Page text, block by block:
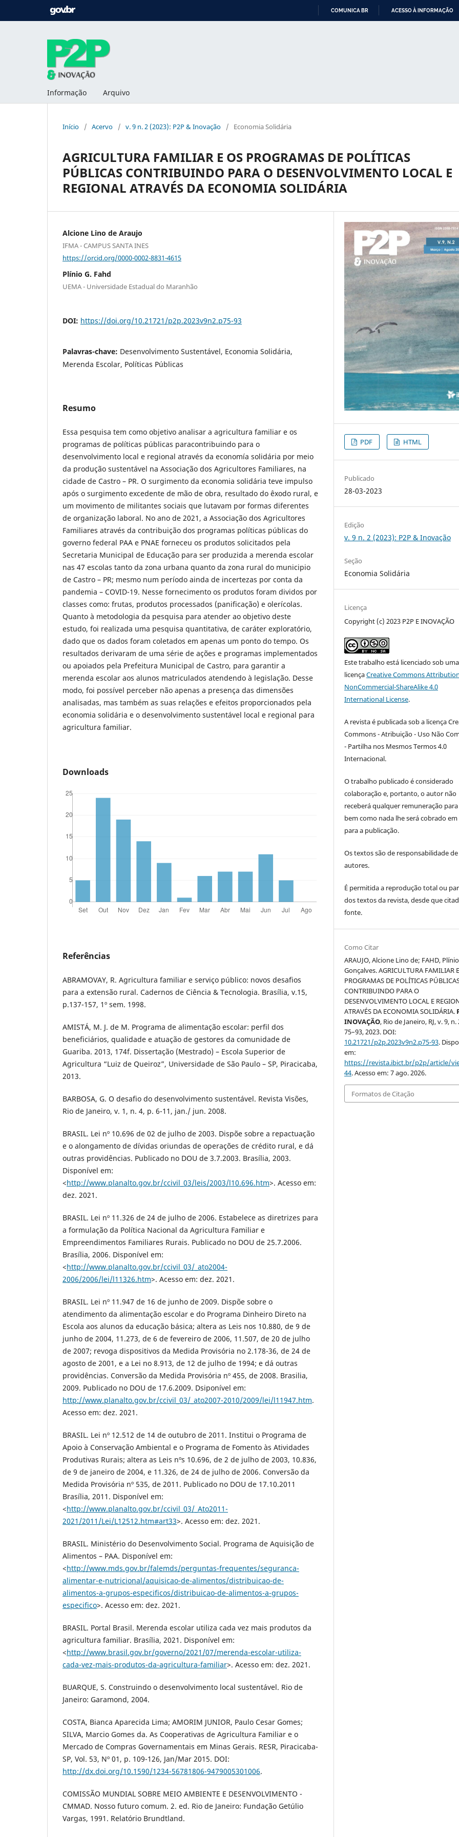
COMUNICA BR ACESSO À INFORMAÇÃO
Informação Arquivo
Início / Acervo / v. 9 n. 2 (2023): P2P & Inovação / Economia Solidária
AGRICULTURA FAMILIAR E OS PROGRAMAS DE POLÍTICAS
PÚBLICAS CONTRIBUINDO PARA O DESENVOLVIMENTO LOCAL E
REGIONAL ATRAVÉS DA ECONOMIA SOLIDÁRIA
Alcione Lino de Araujo
IFMA - CAMPUS SANTA INES
https://orcid.org/0000-0002-8831-4615
Plínio G. Fahd
UEMA - Universidade Estadual do Maranhão
DOI: https://doi.org/10.21721/p2p.2023v9n2.p75-93
Palavras-chave: Desenvolvimento Sustentável, Economia Solidária,
Merenda Escolar, Políticas Públicas
Resumo
Essa pesquisa tem como objetivo analisar a agricultura familiar e os
programas de políticas públicas paracontribuindo para o
desenvolvimento local e regional através da economía solidária por meio
da produção sustentável na Associação dos Agricultores Familiares, na
cidade de Castro – PR. O surgimento da economia solidária teve impulso
após o surgimento excedente de mão de obra, resultado do êxodo rural, e
um movimento de militantes sociais que lutavam por formas diferentes
de organização laboral. No ano de 2021, a Associação dos Agricultores
Familiares através da contribuição dos programas políticas públicas do
governo federal PAA e PNAE forneceu os produtos solicitados pela
Secretaria Municipal de Educação para ser produzida a merenda escolar
nas 47 escolas tanto da zona urbana quanto da zona rural do municipio
de Castro – PR; mesmo num período ainda de incertezas por conta da
pandemia – COVID-19. Nesse fornecimento os produtos foram dividos por
classes como: frutas, produtos processados (panificação) e olerícolas.
Quanto à metodologia da pesquisa para atender ao objetivo deste
estudo, foi realizada uma pesquisa quantitativa, de caráter exploratório,
dado que os dados foram coletados em apenas um ponto do tempo. Os
resultados derivaram de uma série de ações e programas implementados
ou apoiados pela Prefeitura Municipal de Castro, para garantir a
merenda escolar aos alunos matriculados atendendo à legislação. Desse
modo, foi possível perceber não apenas a presença das dimensões
analisadas, mas também as suas relações e efeitos proporcionados pela
economia solidária e o desenvolvimento sustentável local e regional para
agricultura familiar.
Downloads
Referências
ABRAMOVAY, R. Agricultura familiar e serviço público: novos desafios
para a extensão rural. Cadernos de Ciência & Tecnologia. Brasília, v.15,
p.137-157, 1º sem. 1998.
AMISTÁ, M. J. de M. Programa de alimentação escolar: perfil dos
beneficiários, qualidade e atuação de gestores da comunidade de
Guariba. 2013, 174f. Dissertação (Mestrado) – Escola Superior de
Agricultura “Luiz de Queiroz”, Universidade de São Paulo – SP, Piracicaba,
2013.
BARBOSA, G. O desafio do desenvolvimento sustentável. Revista Visões,
Rio de Janeiro, v. 1, n. 4, p. 6-11, jan./ jun. 2008.
BRASIL. Lei nº 10.696 de 02 de julho de 2003. Dispõe sobre a repactuação
e o alongamento de dívidas oriundas de operações de crédito rural, e dá
outras providências. Publicado no DOU de 3.7.2003. Brasília, 2003.
Disponível em:
<http://www.planalto.gov.br/ccivil_03/leis/2003/l10.696.htm>. Acesso em:
dez. 2021.
BRASIL. Lei nº 11.326 de 24 de julho de 2006. Estabelece as diretrizes para
a formulação da Política Nacional da Agricultura Familiar e
Empreendimentos Familiares Rurais. Publicado no DOU de 25.7.2006.
Brasília, 2006. Disponível em:
<http://www.planalto.gov.br/ccivil_03/_ato2004-
2006/2006/lei/l11326.htm>. Acesso em: dez. 2021.
BRASIL. Lei nº 11.947 de 16 de junho de 2009. Dispõe sobre o
atendimento da alimentação escolar e do Programa Dinheiro Direto na
Escola aos alunos da educação básica; altera as Leis nos 10.880, de 9 de
junho de 2004, 11.273, de 6 de fevereiro de 2006, 11.507, de 20 de julho
de 2007; revoga dispositivos da Medida Provisória no 2.178-36, de 24 de
agosto de 2001, e a Lei no 8.913, de 12 de julho de 1994; e dá outras
providências. Conversão da Medida Provisória nº 455, de 2008. Brasilia,
2009. Publicado no DOU de 17.6.2009. Dsiponível em:
http://www.planalto.gov.br/ccivil_03/_ato2007-2010/2009/lei/l11947.htm.
Acesso em: dez. 2021.
BRASIL. Lei nº 12.512 de 14 de outubro de 2011. Institui o Programa de
Apoio à Conservação Ambiental e o Programa de Fomento às Atividades
Produtivas Rurais; altera as Leis nºs 10.696, de 2 de julho de 2003, 10.836,
de 9 de janeiro de 2004, e 11.326, de 24 de julho de 2006. Conversão da
Medida Provisória nº 535, de 2011. Publicado no DOU de 17.10.2011
Brasília, 2011. Disponível em:
<http://www.planalto.gov.br/ccivil_03/_Ato2011-
2021/2011/Lei/L12512.htm#art33>. Acesso em: dez. 2021.
BRASIL. Ministério do Desenvolvimento Social. Programa de Aquisição de
Alimentos – PAA. Disponível em:
<http://www.mds.gov.br/falemds/perguntas-frequentes/seguranca-
alimentar-e-nutricional/aquisicao-de-alimentos/distribuicao-de-
alimentos-a-grupos-especificos/distribuicao-de-alimentos-a-grupos-
especifico>. Acesso em: dez. 2021.
BRASIL. Portal Brasil. Merenda escolar utiliza cada vez mais produtos da
agricultura familiar. Brasília, 2021. Disponível em:
<http://www.brasil.gov.br/governo/2021/07/merenda-escolar-utiliza-
cada-vez-mais-produtos-da-agricultura-familiar>. Acesso em: dez. 2021.
BUARQUE, S. Construindo o desenvolvimento local sustentável. Rio de
Janeiro: Garamond, 2004.
COSTA, Bianca Aparecida Lima; AMORIM JUNIOR, Paulo Cesar Gomes;
SILVA, Marcio Gomes da. As Cooperativas de Agricultura Familiar e o
Mercado de Compras Governamentais em Minas Gerais. RESR, Piracicaba-
SP, Vol. 53, Nº 01, p. 109-126, Jan/Mar 2015. DOI:
http://dx.doi.org/10.1590/1234-56781806-9479005301006.
COMISSÃO MUNDIAL SOBRE MEIO AMBIENTE E DESENVOLVIMENTO -
CMMAD. Nosso futuro comum. 2. ed. Rio de Janeiro: Fundação Getúlio
Vargas, 1991. Relatório Brundtland.
PDF HTML
Publicado
28-03-2023
Edição
v. 9 n. 2 (2023): P2P & Inovação
Seção
Economia Solidária
Licença
Copyright (c) 2023 P2P E INOVAÇÃO
Este trabalho está licenciado sob uma
licençaCreative Commons
NonCommercial-ShareAlike 4.0
International License.
A revista é publicada sob a licença
Commons - Atribuição - Uso Não
- Partilha nos Mesmos Termos 4.0
Internacional.
O trabalho publicado é considerado
colaboração e, portanto, o autor não
receberá qualquer remuneração
bem como nada lhe será cobrado
para a publicação.
Os textos são de responsabilidade de
autores.
É permitida a reprodução total ou
dos textos da revista, desde que
fonte.
Como Citar
ARAUJO, Alcione Lino de; FAHD, Plínio
Gonçalves. AGRICULTURA FAMILIAR
PROGRAMAS DE POLÍTICAS
CONTRIBUINDO PARA O
DESENVOLVIMENTO LOCAL E
ATRAVÉS DA ECONOMIA SOLIDÁRIA.
INOVAÇÃO, Rio de Janeiro, RJ, v. 9, n.
75–93, 2023. DOI:
10.21721/p2p.2023v9n2.p75-93.
em:
https://revista.ibict.br/p2p/article/
44. Acesso em: 7 ago. 2026.
Formatos de Citação